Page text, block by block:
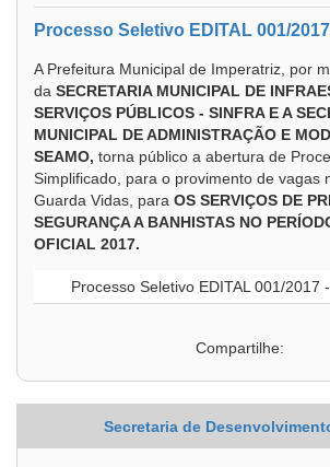
Processo Seletivo EDITAL 001/
A Prefeitura Municipal de Imperatriz, por
da SECRETARIA MUNICIPAL DE
SERVIÇOS PÚBLICOS - SINFRA E A
MUNICIPAL DE ADMINISTRAÇÃO E
SEAMO, torna público a abertura de
Simplificado, para o provimento de vagas
Guarda Vidas, para OS SERVIÇOS DE
SEGURANÇA A BANHISTAS NO
OFICIAL 2017.
Processo Seletivo EDITAL 001/2017
Compartilhe:
Secretaria de